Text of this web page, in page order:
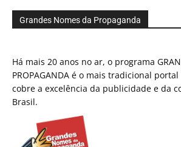
Grandes Nomes da Propaganda
Há mais 20 anos no ar, o programa
PROPAGANDA é o mais tradicional
cobre a excelência da publicidade e da
Brasil.